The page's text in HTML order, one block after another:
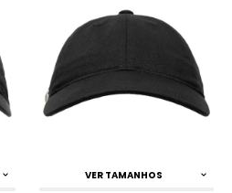
VER TAMANHOS